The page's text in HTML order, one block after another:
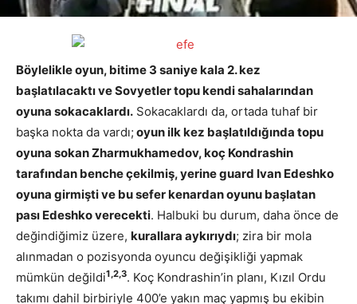
Böylelikle oyun, bitime 3 saniye kala 2. kez
başlatılacaktı ve Sovyetler topu kendi sahalarından
oyuna sokacaklardı. Sokacaklardı da, ortada tuhaf bir
başka nokta da vardı; oyun ilk kez başlatıldığında topu
oyuna sokan Zharmukhamedov, koç Kondrashin
tarafından benche çekilmiş, yerine guard Ivan Edeshko
oyuna girmişti ve bu sefer kenardan oyunu başlatan
pası Edeshko verecekti. Halbuki bu durum, daha önce de
değindiğimiz üzere, kurallara aykırıydı; zira bir mola
alınmadan o pozisyonda oyuncu değişikliği yapmak
mümkün değildi1,2,3. Koç Kondrashin’in planı, Kızıl Ordu
takımı dahil birbiriyle 400’e yakın maç yapmış bu ekibin